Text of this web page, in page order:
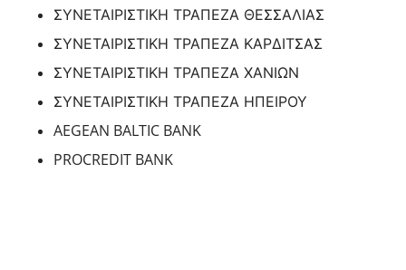
ΣΥΝΕΤΑΙΡΙΣΤΙΚΗ ΤΡΑΠΕΖΑ ΘΕΣΣΑΛΙΑΣ
ΣΥΝΕΤΑΙΡΙΣΤΙΚΗ ΤΡΑΠΕΖΑ ΚΑΡΔΙΤΣΑΣ
ΣΥΝΕΤΑΙΡΙΣΤΙΚΗ ΤΡΑΠΕΖΑ ΧΑΝΙΩΝ
ΣΥΝΕΤΑΙΡΙΣΤΙΚΗ ΤΡΑΠΕΖΑ ΗΠΕΙΡΟΥ
AEGEAN BALTIC BANK
PROCREDIT BANK